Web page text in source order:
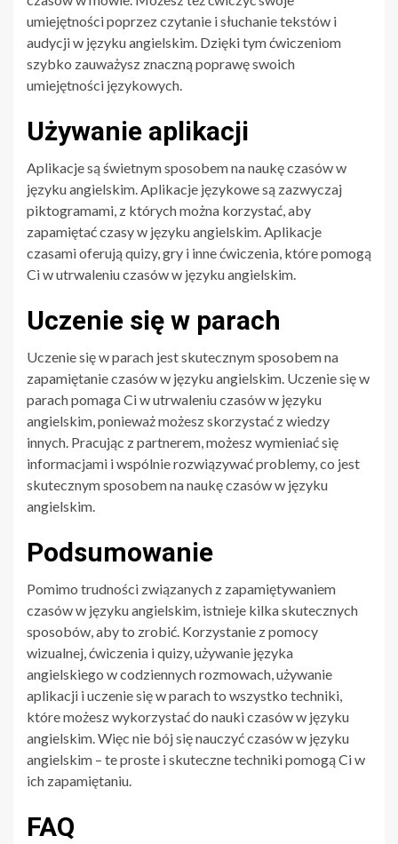
umiejętności poprzez czytanie i słuchanie tekstów i
audycji w języku angielskim. Dzięki tym ćwiczeniom
szybko zauważysz znaczną poprawę swoich
umiejętności językowych.
Używanie aplikacji
Aplikacje są świetnym sposobem na naukę czasów w
języku angielskim. Aplikacje językowe są zazwyczaj
piktogramami, z których można korzystać, aby
zapamiętać czasy w języku angielskim. Aplikacje
czasami oferują quizy, gry i inne ćwiczenia, które pomogą
Ci w utrwaleniu czasów w języku angielskim.
Uczenie się w parach
Uczenie się w parach jest skutecznym sposobem na
zapamiętanie czasów w języku angielskim. Uczenie się w
parach pomaga Ci w utrwaleniu czasów w języku
angielskim, ponieważ możesz skorzystać z wiedzy
innych. Pracując z partnerem, możesz wymieniać się
informacjami i wspólnie rozwiązywać problemy, co jest
skutecznym sposobem na naukę czasów w języku
angielskim.
Podsumowanie
Pomimo trudności związanych z zapamiętywaniem
czasów w języku angielskim, istnieje kilka skutecznych
sposobów, aby to zrobić. Korzystanie z pomocy
wizualnej, ćwiczenia i quizy, używanie języka
angielskiego w codziennych rozmowach, używanie
aplikacji i uczenie się w parach to wszystko techniki,
które możesz wykorzystać do nauki czasów w języku
angielskim. Więc nie bój się nauczyć czasów w języku
angielskim – te proste i skuteczne techniki pomogą Ci w
ich zapamiętaniu.
FAQ